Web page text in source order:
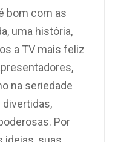
bom com as
uma história,
a TV mais feliz
na seriedade
Por